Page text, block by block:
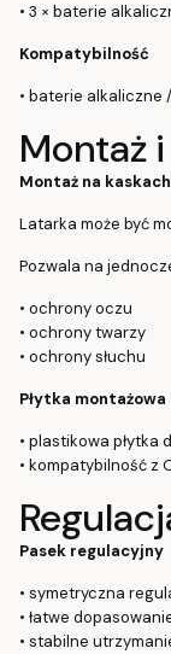
• 3 × baterie
Kompatybilność
• baterie alkaliczne
Montaż
Montaż na kaskach
Latarka może być
Pozwala na
• ochrony oczu
• ochrony twarzy
• ochrony słuchu
Płytka montażowa
• plastikowa płytka
• kompatybilność z
Pasek regulacyjny
• symetryczna
• łatwe
• stabilne